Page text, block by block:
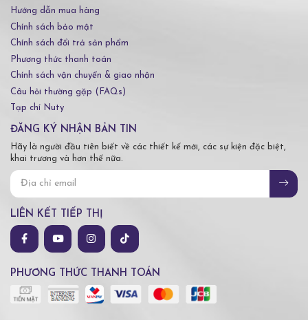
Hướng dẫn mua hàng
Chính sách bảo mật
Chính sách đổi trả sản phẩm
Phương thức thanh toán
Chính sách vận chuyển & giao nhận
Câu hỏi thường gặp (FAQs)
Tạp chí Nuty
ĐĂNG KÝ NHẬN BẢN TIN
Hãy là người đầu tiên biết về các thiết kế mới, các sự kiện đặc biệt,
khai trương và hơn thế nữa.
LIÊN KẾT TIẾP THỊ
PHƯƠNG THỨC THANH TOÁN